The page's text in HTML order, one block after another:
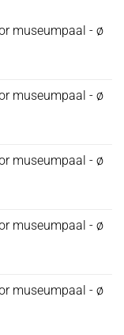
museumpaal - ø
museumpaal - ø
museumpaal - ø
museumpaal - ø
museumpaal - ø